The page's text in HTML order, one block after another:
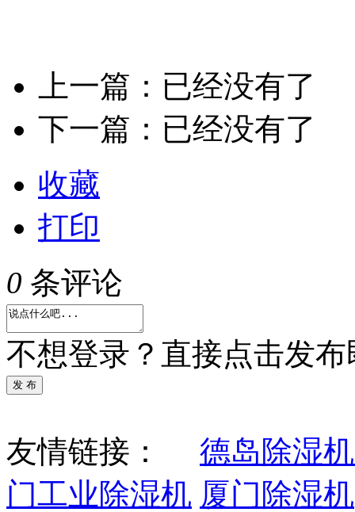
上一篇：已经没有了
下一篇：已经没有了
收藏
打印
0 条评论
不想登录？直接点击发
发 布
友情链接： 德岛除湿
门工业除湿机 厦门除湿机